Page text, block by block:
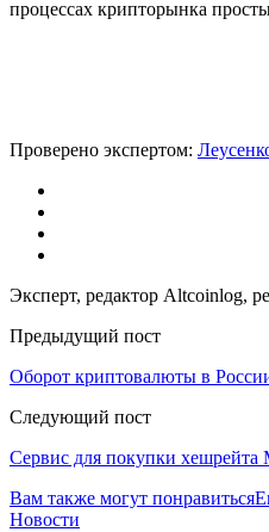
процессах крипторынка
Проверено экспертом:
Эксперт, редактор Altcoinlog,
Предыдущий пост
Оборот криптовалюты в
Следующий пост
Сервис для покупки хешрейта
Вам также могут понравиться
Новости